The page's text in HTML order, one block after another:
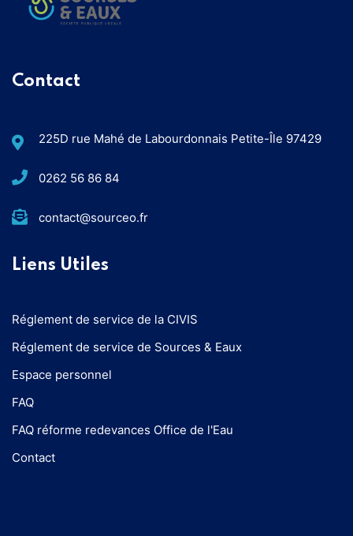
Contact
225D rue Mahé de Labourdonnais Petite-Île 97429
0262 56 86 84
contact@sourceo.fr
Liens Utiles
Réglement de service de la CIVIS
Réglement de service de Sources & Eaux
Espace personnel
FAQ
FAQ réforme redevances Office de l'Eau
Contact